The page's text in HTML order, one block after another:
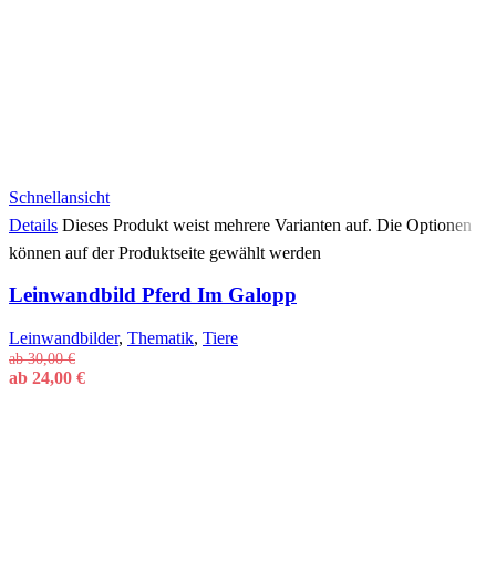
Schnellansicht
Details Dieses Produkt weist mehrere Varianten auf. Die Optionen
können auf der Produktseite gewählt werden
Leinwandbild Pferd Im Galopp
Leinwandbilder, Thematik, Tiere
ab30,00€
ab 24,00 €